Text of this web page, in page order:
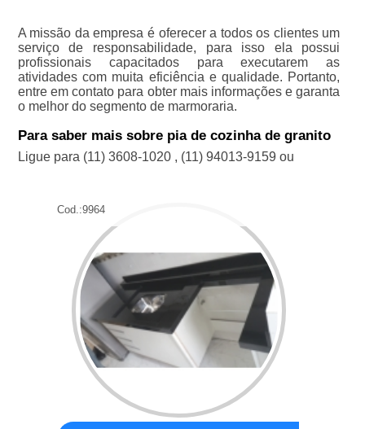
A missão da empresa é oferecer a todos os clientes um
serviço de responsabilidade, para isso ela possui
profissionais capacitados para executarem as
atividades com muita eficiência e qualidade. Portanto,
entre em contato para obter mais informações e garanta
o melhor do segmento de marmoraria.
Para saber mais sobre pia de cozinha de granito
Ligue para (11) 3608-1020, (11) 94013-9159 ou
Cod.:9964